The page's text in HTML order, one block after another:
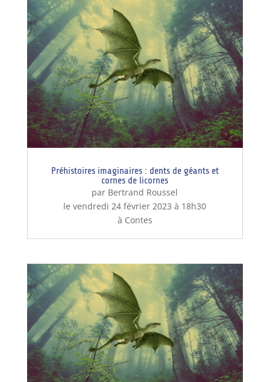
Préhistoires imaginaires : dents de géants et
cornes de licornes
par Bertrand Roussel
le vendredi 24 février 2023 à 18h30
à Contes